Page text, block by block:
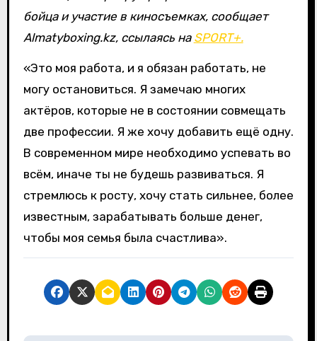
бойца и участие в киносъемках, сообщает
Almatyboxing.kz, ссылаясь на SPORT+.
«Это моя работа, и я обязан работать, не
могу остановиться. Я замечаю многих
актёров, которые не в состоянии совмещать
две профессии. Я же хочу добавить ещё одну.
В современном мире необходимо успевать во
всём, иначе ты не будешь развиваться. Я
стремлюсь к росту, хочу стать сильнее, более
известным, зарабатывать больше денег,
чтобы моя семья была счастлива».